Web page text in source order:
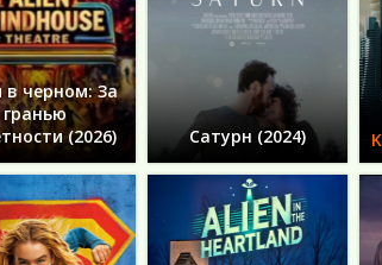
черном: За
гранью
(2026)
Сатурн (2024)